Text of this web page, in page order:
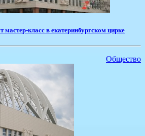
класс в екатеринбургском цирке
Общество